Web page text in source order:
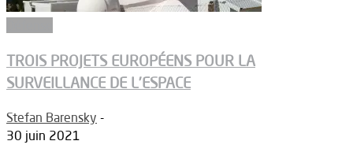
TROIS PROJETS EUROPÉENS POUR LA
SURVEILLANCE DE L’ESPACE
Stefan Barensky -
30 juin 2021